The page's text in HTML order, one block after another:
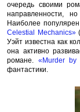
очередь своими
направленности,
Наиболее
Celestial Mechanics»
Уэйт известна как
она активно
романе. «Murder by
фантастики.